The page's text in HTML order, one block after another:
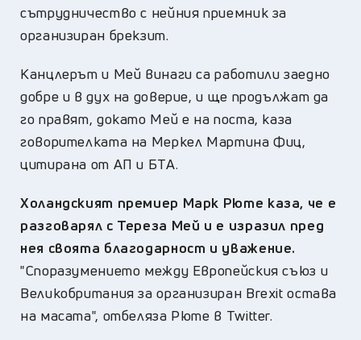
сътрудничество с нейния приемник за
организиран брекзит.
Канцлерът и Мей винаги са работили заедно
добре и в дух на доверие, и ще продължат да
го правят, докато Мей е на поста, каза
говорителката на Меркел Мартина Фиц,
цитирана от АП и БТА.
Холандският премиер Марк Рюте каза, че е
разговарял с Тереза Мей и е изразил пред
нея своята благодарност и уважение.
"Споразумението между Европейския съюз и
Великобритания за организиран Brexit остава
на масата", отбеляза Рюте в Twitter.